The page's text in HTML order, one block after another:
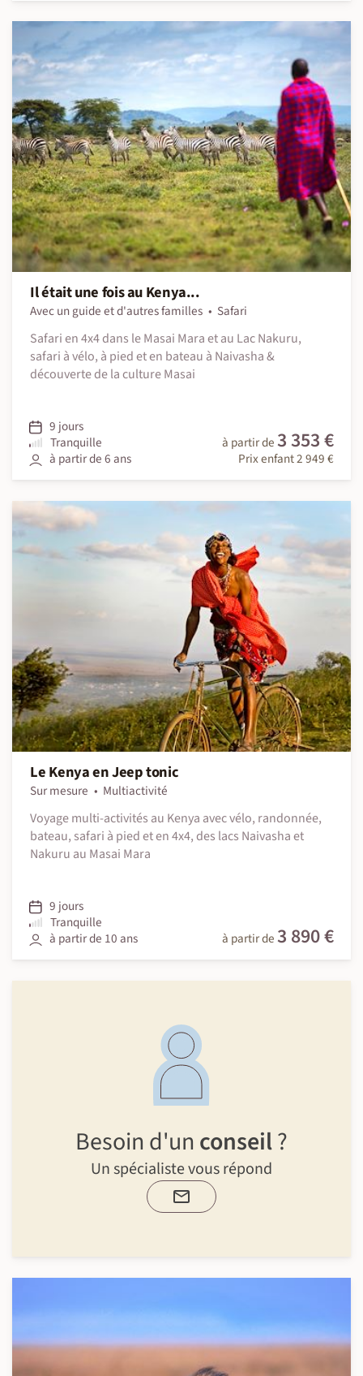
Il était une fois au Kenya...
Avec un guide et d'autres familles
Safari
Safari en 4x4 dans le Masai Mara et au Lac Nakuru,
safari à vélo, à pied et en bateau à Naivasha &
découverte de la culture Masai
9 jours
Tranquille
à partir de 6 ans
à partir de 3 353 €
Prix enfant 2 949 €
Le Kenya en Jeep tonic
Sur mesure
Multiactivité
Voyage multi-activités au Kenya avec vélo, randonnée,
bateau, safari à pied et en 4x4, des lacs Naivasha et
Nakuru au Masai Mara
9 jours
Tranquille
à partir de 10 ans
à partir de 3 890 €
Besoin d'un conseil?
Un spécialiste vous répond